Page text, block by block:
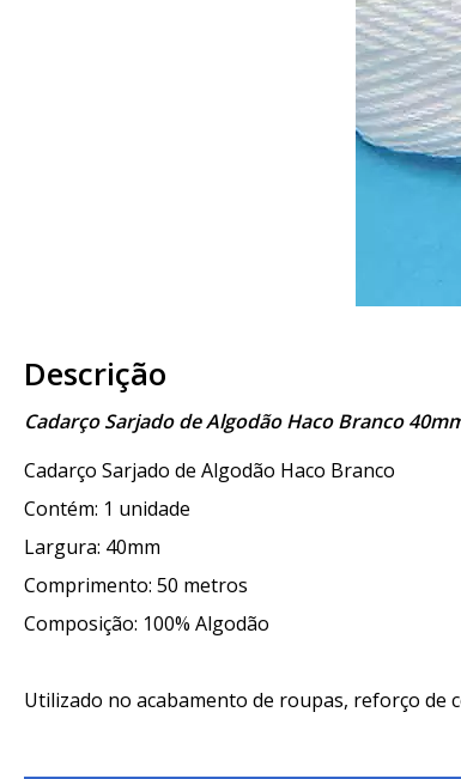
Descrição
Cadarço Sarjado de Algodão Haco Branco
Cadarço Sarjado de Algodão Haco Branco
Contém: 1 unidade
Largura: 40mm
Comprimento: 50 metros
Composição: 100% Algodão
Utilizado no acabamento de roupas, reforço de